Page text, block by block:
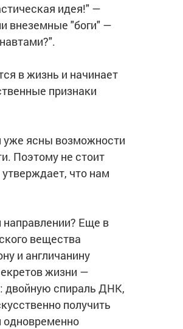
идея!" —
внеземные "боги" —
в жизнь и начинает
признаки
уже ясны возможности
Поэтому не стоит
что нам
Еще в
вещества
и англичанину
жизни —
двойную спираль ДНК,
получить
одновременно